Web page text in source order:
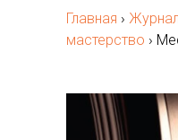
Главная ›
мастерство ›